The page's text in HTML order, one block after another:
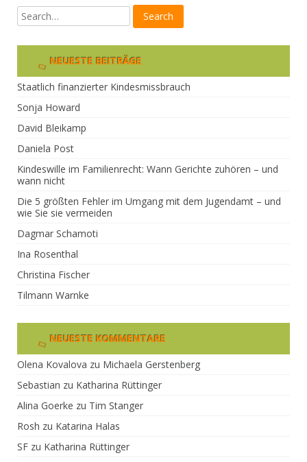
NEUESTE BEITRÄGE
Staatlich finanzierter Kindesmissbrauch
Sonja Howard
David Bleikamp
Daniela Post
Kindeswille im Familienrecht: Wann Gerichte zuhören – und
wann nicht
Die 5 größten Fehler im Umgang mit dem Jugendamt – und
wie Sie sie vermeiden
Dagmar Schamoti
Ina Rosenthal
Christina Fischer
Tilmann Warnke
NEUESTE KOMMENTARE
Olena Kovalova zu Michaela Gerstenberg
Sebastian zu Katharina Rüttinger
Alina Goerke zu Tim Stanger
Rosh zu Katarina Halas
SF zu Katharina Rüttinger